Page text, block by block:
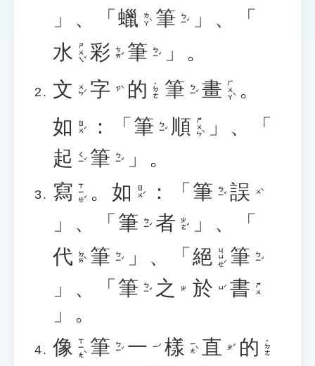
」、「 蠟 ㄌㄚˋ 筆 ㄅㄧˇ
」、「
水 ㄕㄨㄟˇ 彩 ㄘㄞˇ 筆 ㄅㄧˇ
」。
文 ㄨㄣˊ 字 ㄗˋ 的 ˙ㄉㄜ 筆 ㄅㄧˇ 畫 ㄏㄨㄚˋ 。
如 ㄖㄨˊ ：「 筆 ㄅㄧˇ 順 ㄕㄨㄣˋ
」、「
起 ㄑㄧˇ 筆 ㄅㄧˇ
」。
寫 ㄒㄧㄝˇ 。 如 ㄖㄨˊ ：「 筆 ㄅㄧˇ 誤 ㄨˋ
」、「 筆 ㄅㄧˇ 者 ㄓㄜˇ
」、「
代 ㄉㄞˋ 筆 ㄅㄧˇ 」、「 絕 ㄐㄩㄝˊ 筆 ㄅㄧˇ
」、「 筆 ㄅㄧˇ 之 ㄓ 於 ㄩˊ 書 ㄕㄨ
」。
像 ㄒㄧㄤˋ 筆 ㄅㄧˇ 一 ㄧˊ 樣 ㄧㄤˋ 直 ㄓˊ 的 ˙ㄉㄜ